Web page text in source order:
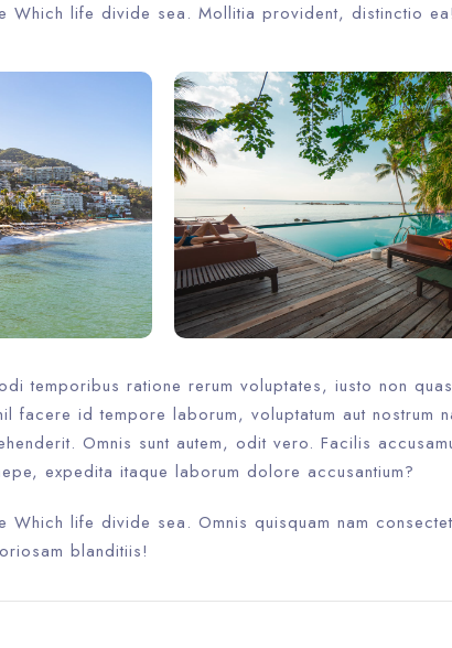
Which life divide sea. Mollitia provident, distinctio ea!
temporibus ratione rerum voluptates, iusto non
facere id tempore laborum, voluptatum aut nostrum
Omnis sunt autem, odit vero. Facilis
expedita itaque laborum dolore accusantium?
Which life divide sea. Omnis quisquam nam
blanditiis!
Children
0
Search